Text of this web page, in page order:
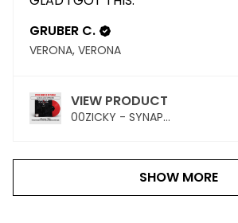
GRUBER C.
VERONA, VERONA
VIEW PRODUCT
00ZICKY - SYNAP...
SHOW MORE